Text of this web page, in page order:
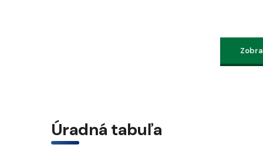
Úradná tabuľa